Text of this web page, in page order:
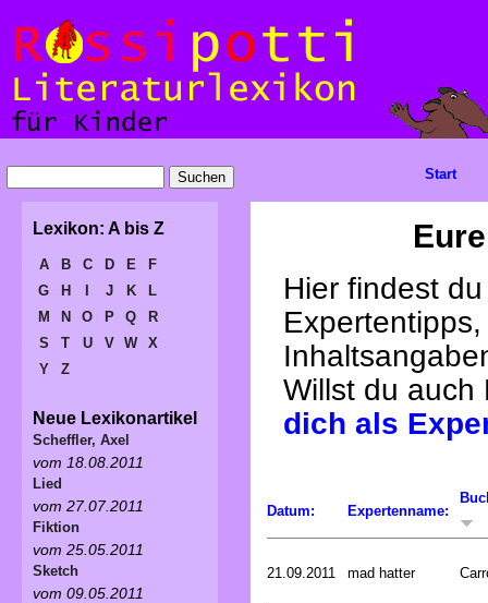
Hier findest
Willst du
dich als
Datum: Expertenname:
21.09.2011 mad hatter
Start
Lexikon: A bis Z
A B C D E
F
G
H J K
L
M
N O P Q
R
S
T U V W
X
Y
Z
Neue Lexikonartikel
Scheffler, Axel
vom 18.08.2011
Lied
vom 27.07.2011
Fiktion
vom 25.05.2011
Sketch
vom 09.05.2011